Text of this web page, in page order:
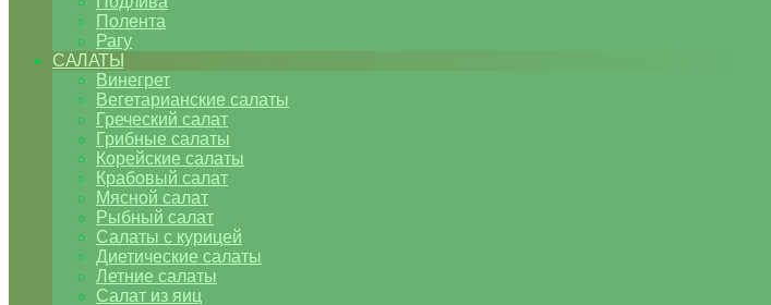
Полента
Рагу
САЛАТЫ
Винегрет
Вегетарианские салаты
Греческий салат
Грибные салаты
Корейские салаты
Крабовый салат
Мясной салат
Рыбный салат
Салаты с курицей
Диетические салаты
Летние салаты
Салат из яиц